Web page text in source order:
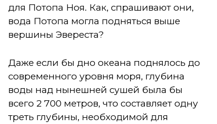
для Потопа Ноя. Как, спрашивают они,
вода Потопа могла подняться выше
вершины Эвереста?
Даже если бы дно океана поднялось до
современного уровня моря, глубина
воды над нынешней сушей была бы
всего 2 700 метров, что составляет одну
треть глубины, необходимой для